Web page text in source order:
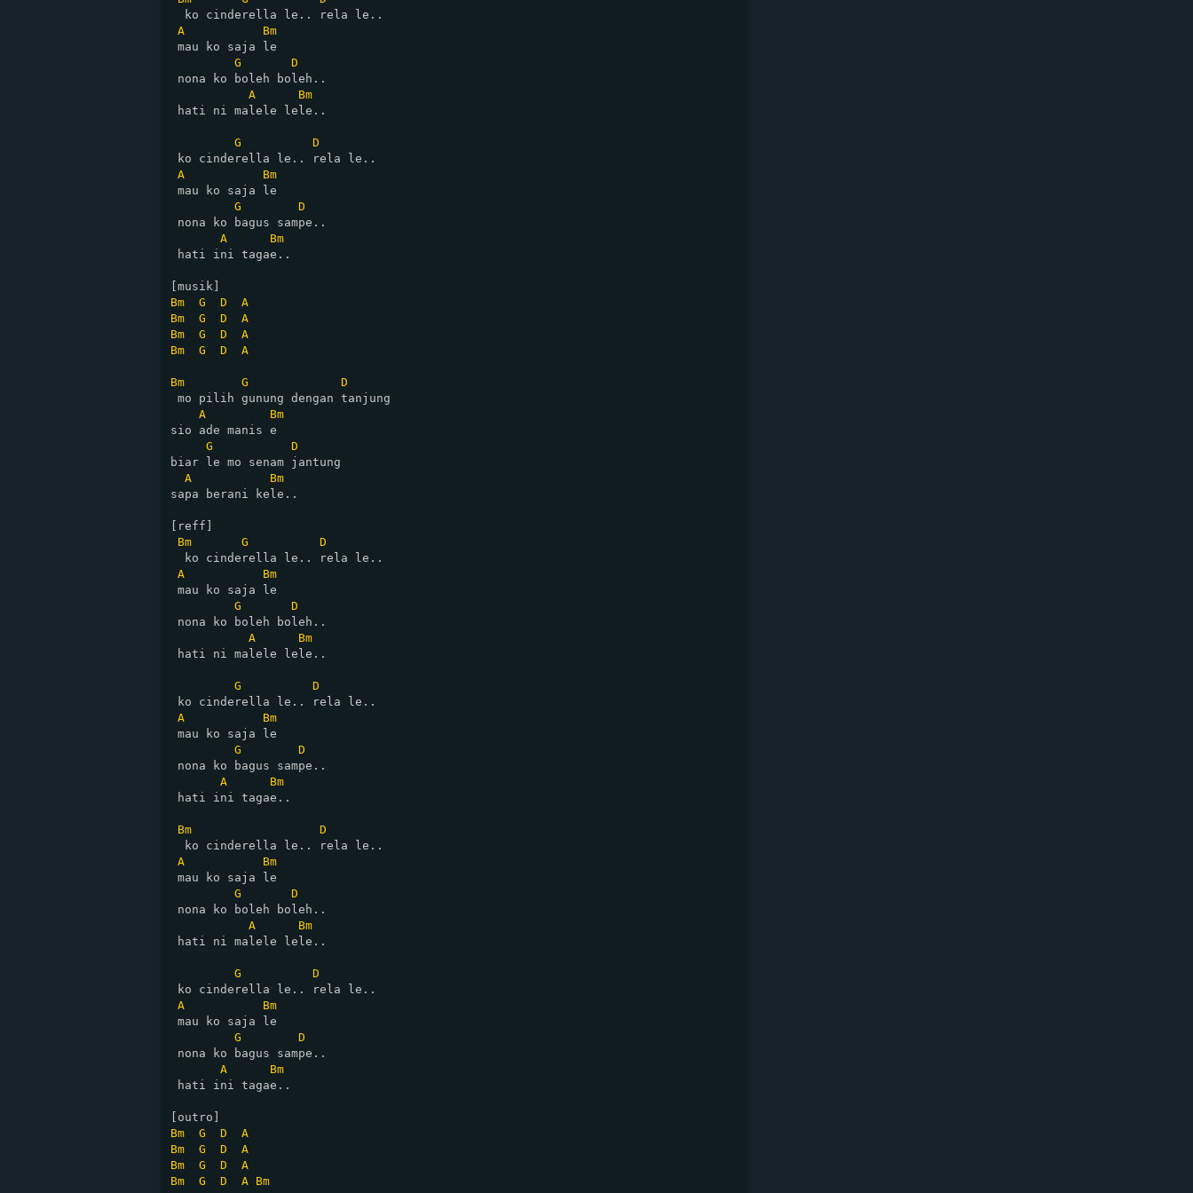
  ko cinderella le.. rela le..
A
Bm
mau ko saja le
G
D
nona ko boleh boleh..
A
Bm
hati ni malele lele..
G
D
ko cinderella le.. rela le..
A
Bm
mau ko saja le
G
D
nona ko bagus sampe..
A
Bm
hati ini tagae..
Bm
G D
A
Bm
G D
A
Bm
G D
A
Bm
G D A
Bm G
D
mo pilih gunung dengan tanjung
A
Bm
sio ade manis e
G
D
biar le mo senam jantung
A
Bm
sapa berani kele..
[reff]
Bm
G
D
  ko cinderella le.. rela le..
A
Bm
mau ko saja le
G
D
nona ko boleh boleh..
A
Bm
hati ni malele lele..
G
D
ko cinderella le.. rela le..
A
Bm
mau ko saja le
G
D
nona ko bagus sampe..
A
Bm
hati ini tagae..
Bm
D
  ko cinderella le.. rela le..
A
Bm
mau ko saja le
G
D
nona ko boleh boleh..
A
Bm
hati ni malele lele..
G
D
ko cinderella le.. rela le..
A
Bm
mau ko saja le
G
D
nona ko bagus sampe..
A
Bm
hati ini tagae..
Bm
G D
A
Bm
G D
A
Bm
G D
A
Bm
G D A Bm